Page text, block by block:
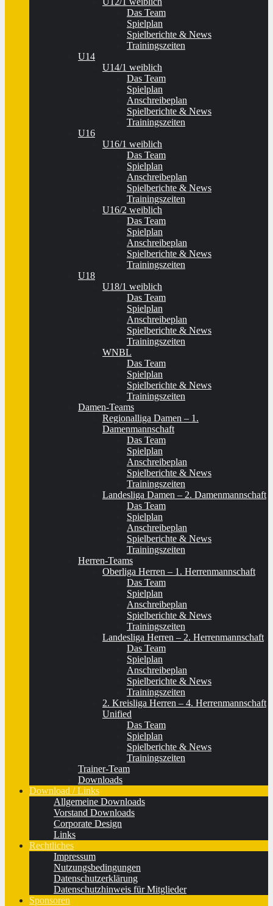
Das Team
Spielplan
Spielberichte & News
Trainingszeiten
U14
U14/1 weiblich
Das Team
Spielplan
Anschreibeplan
Spielberichte & News
Trainingszeiten
U16
U16/1 weiblich
Das Team
Spielplan
Anschreibeplan
Spielberichte & News
Trainingszeiten
U16/2 weiblich
Das Team
Spielplan
Anschreibeplan
Spielberichte & News
Trainingszeiten
U18
U18/1 weiblich
Das Team
Spielplan
Anschreibeplan
Spielberichte & News
Trainingszeiten
WNBL
Das Team
Spielplan
Spielberichte & News
Trainingszeiten
Damen-Teams
Regionalliga Damen – 1.
Damenmannschaft
Das Team
Spielplan
Anschreibeplan
Spielberichte & News
Trainingszeiten
Landesliga Damen – 2. Damenmannschaft
Das Team
Spielplan
Anschreibeplan
Spielberichte & News
Trainingszeiten
Herren-Teams
Oberliga Herren – 1. Herrenmannschaft
Das Team
Spielplan
Anschreibeplan
Spielberichte & News
Trainingszeiten
Landesliga Herren – 2. Herrenmannschaft
Das Team
Spielplan
Anschreibeplan
Spielberichte & News
Trainingszeiten
2. Kreisliga Herren – 4. Herrenmannschaft
Unified
Das Team
Spielplan
Spielberichte & News
Trainingszeiten
Trainer-Team
Downloads
Download / Links
Allgemeine Downloads
Vorstand Downloads
Corporate Design
Links
Rechtliches
Impressum
Nutzungsbedingungen
Datenschutzerklärung
Datenschutzhinweis für Mitglieder
Sponsoren